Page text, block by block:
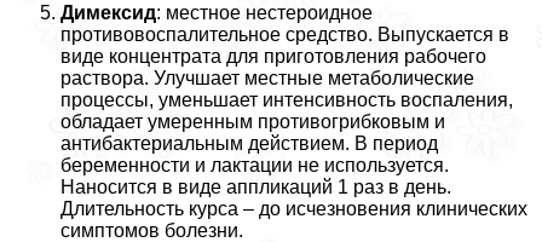
Димексид: местное нестероидное
противовоспалительное средство. Выпускается в
виде концентрата для приготовления рабочего
раствора. Улучшает местные метаболические
процессы, уменьшает интенсивность воспаления,
обладает умеренным противогрибковым и
антибактериальным действием. В период
беременности и лактации не используется.
Наносится в виде аппликаций 1 раз в день.
Длительность курса – до исчезновения клинических
симптомов болезни.